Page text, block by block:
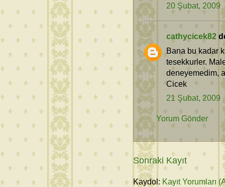
20 Şubat, 2009
cathycicek82
Bana bu kadar
tesekkurler.
deneyemedim,
Cicek
21 Şubat, 2009
Yorum Gönder
Sonraki Kayıt
Kaydol: Kayıt Yorumları